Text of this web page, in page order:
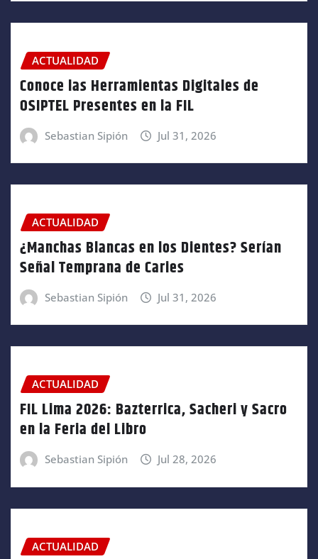
ACTUALIDAD
Conoce las Herramientas Digitales de
OSIPTEL Presentes en la FIL
Sebastian Sipión Jul 31, 2026
ACTUALIDAD
¿Manchas Blancas en los Dientes? Serían
Señal Temprana de Caries
Sebastian Sipión Jul 31, 2026
ACTUALIDAD
FIL Lima 2026: Bazterrica, Sacheri y Sacro
en la Feria del Libro
Sebastian Sipión Jul 28, 2026
ACTUALIDAD